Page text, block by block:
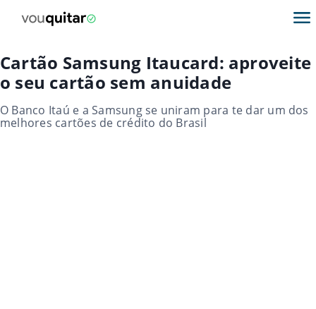
Cartão Samsung Itaucard: aproveite
o seu cartão sem anuidade
O Banco Itaú e a Samsung se uniram para te dar um dos
melhores cartões de crédito do Brasil